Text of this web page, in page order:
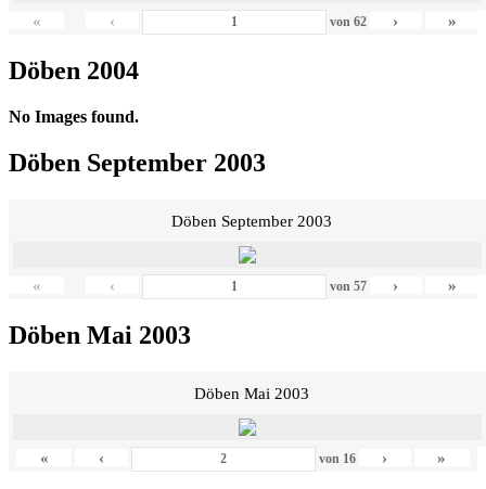
« ‹ von 62 › »
Döben 2004
No Images found.
Döben September 2003
Döben September 2003
« ‹ von 57 › »
Döben Mai 2003
Döben Mai 2003
« ‹ von 16 › »